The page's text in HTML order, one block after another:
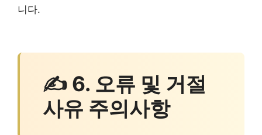
니다.
✍ 6. 오류 및 거절
사유 주의사항